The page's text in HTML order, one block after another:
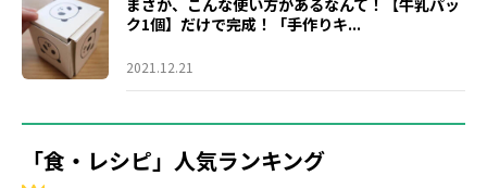
まさか、こんな使い方があるなんて！【牛乳パッ
ク1個】だけで完成！「手作りキ...
2021.12.21
「食・レシピ」人気ランキング